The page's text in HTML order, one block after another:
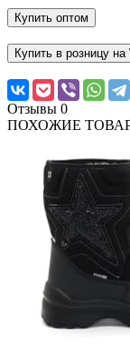
Купить оптом
Купить в розницу на
Отзывы 0
ПОХОЖИЕ